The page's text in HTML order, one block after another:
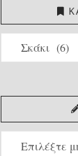
ΚΑΤΗΓΟΡΙΕΣ
ΑΡΧΕΙΟ